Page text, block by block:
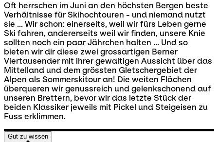
Oft herrschen im Juni an den höchsten Bergen beste
Verhältnisse für Skihochtouren - und niemand nutzt
sie ... Wir schon: einerseits, weil wir fürs Leben gerne
Ski fahren, andererseits weil wir finden, unsere Knie
sollten noch ein paar Jährchen halten ... Und so
bieten wir dir diese zwei grossartigen Berner
Viertausender mit ihrer gewaltigen Aussicht über das
Mittelland und dem grössten Gletschergebiet der
Alpen als Sommerskitour an! Die weiten Flächen
überqueren wir genussreich und gelenkschonend auf
unseren Brettern, bevor wir das letzte Stück der
beiden Klassiker jeweils mit Pickel und Steigeisen zu
Fuss erklimmen.
Gut zu wissen